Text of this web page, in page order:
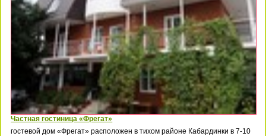
Частная гостиница «Фрегат»
гостевой дом «Фрегат» расположен в тихом районе Кабардинки в 7-10